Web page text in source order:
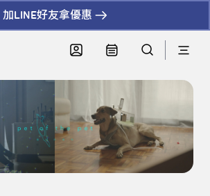
加LINE好友拿優惠